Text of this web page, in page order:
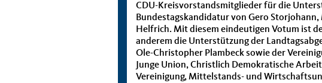
CDU-Kreisvorstandsmitglieder für die
Bundestagskandidatur von Gero
Helfrich. Mit diesem eindeutigen Votum ist
anderem die Unterstützung der
Ole-Christopher Plambeck sowie der
Junge Union, Christlich Demokratische
Vereinigung, Mittelstands- und